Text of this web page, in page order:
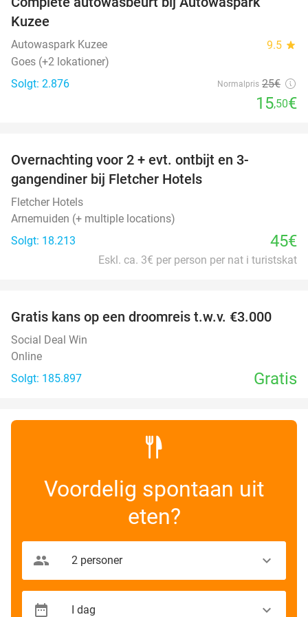
Kuzee
Autowaspark Kuzee 9.5 star
Goes (+2 lokationer)
Solgt: 2.876
Normalpris 25€
15,50€
Overnachting voor 2 + evt. ontbijt en 3-
gangendiner bij Fletcher Hotels
Fletcher Hotels
Arnemuiden (+ multiple locations)
Solgt: 18.213
45€
Eskl. ca. 3€ per person per nat i turistskat
Gratis kans op een droomreis t.w.v. €3.000
Social Deal Win
Online
Solgt: 185.897
Gratis
Voordelig spontaan uit
eten?